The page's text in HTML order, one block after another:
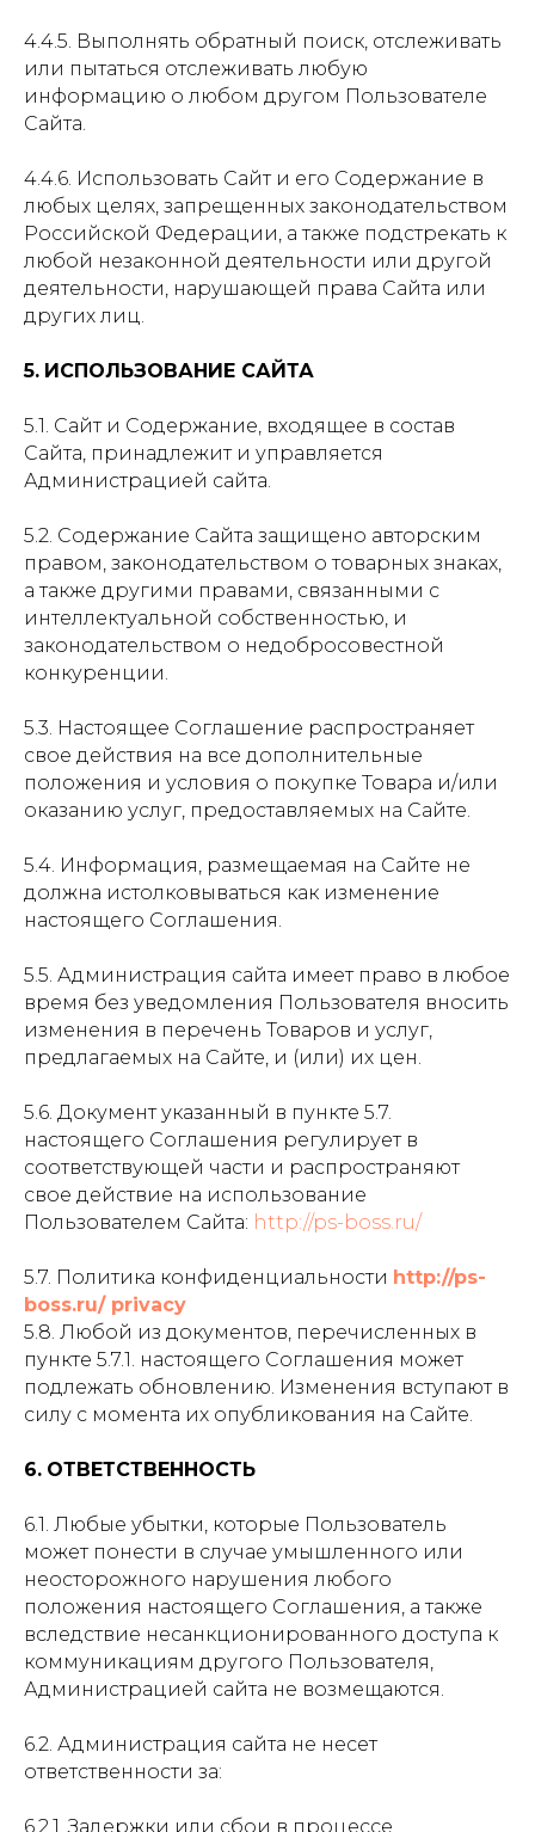
4.4.5. Выполнять обратный поиск, отслеживать
или пытаться отслеживать любую
информацию о любом другом Пользователе
Сайта.
4.4.6. Использовать Сайт и его Содержание в
любых целях, запрещенных законодательством
Российской Федерации, а также подстрекать к
любой незаконной деятельности или другой
деятельности, нарушающей права Сайта или
других лиц.
5. ИСПОЛЬЗОВАНИЕ САЙТА
5.1. Сайт и Содержание, входящее в состав
Сайта, принадлежит и управляется
Администрацией сайта.
5.2. Содержание Сайта защищено авторским
правом, законодательством о товарных знаках,
а также другими правами, связанными с
интеллектуальной собственностью, и
законодательством о недобросовестной
конкуренции.
5.3. Настоящее Соглашение распространяет
свое действия на все дополнительные
положения и условия о покупке Товара и/или
оказанию услуг, предоставляемых на Сайте.
5.4. Информация, размещаемая на Сайте не
должна истолковываться как изменение
настоящего Соглашения.
5.5. Администрация сайта имеет право в любое
время без уведомления Пользователя вносить
изменения в перечень Товаров и услуг,
предлагаемых на Сайте, и (или) их цен.
5.6. Документ указанный в пункте 5.7.
настоящего Соглашения регулирует в
соответствующей части и распространяют
свое действие на использование
Пользователем Сайта: http://ps-boss.ru/
5.7. Политика конфиденциальности http://ps-
boss.ru/ privacy
5.8. Любой из документов, перечисленных в
пункте 5.7.1. настоящего Соглашения может
подлежать обновлению. Изменения вступают в
силу с момента их опубликования на Сайте.
6. ОТВЕТСТВЕННОСТЬ
6.1. Любые убытки, которые Пользователь
может понести в случае умышленного или
неосторожного нарушения любого
положения настоящего Соглашения, а также
вследствие несанкционированного доступа к
коммуникациям другого Пользователя,
Администрацией сайта не возмещаются.
6.2. Администрация сайта не несет
ответственности за:
6.2.1. Задержки или сбои в процессе